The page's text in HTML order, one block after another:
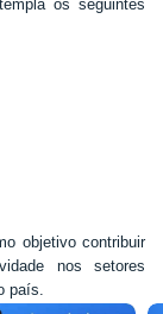
os seguintes
objetivo contribuir
nos setores
país.